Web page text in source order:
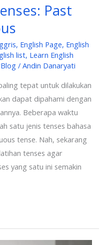
Past
, English Page, English
list, Learn English
/Andin Danaryati
tepat untuk dilakukan
dapat dipahami dengan
Beberapa waktu
satu jenis tenses bahasa
tense. Nah, sekarang
tenses agar
yang satu ini semakin